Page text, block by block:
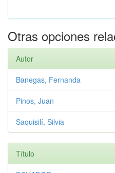
Otras opciones
Autor
Banegas, Fernanda
Pinos, Juan
Saquisilí, Silvia
Título